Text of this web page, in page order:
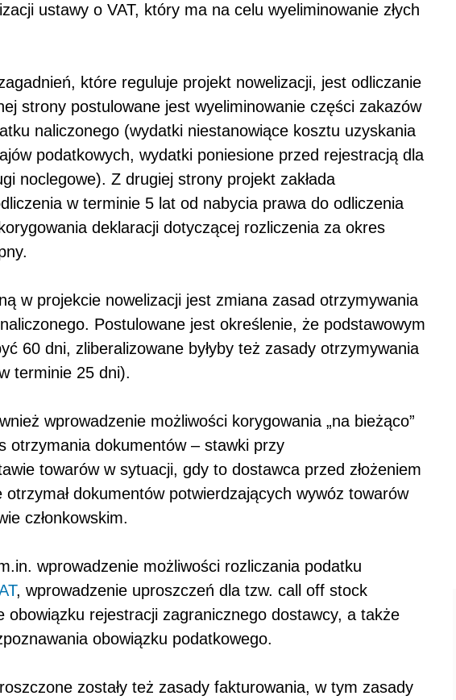
ustawy o VAT, który ma na celu wyeliminowanie złych
które reguluje projekt nowelizacji, jest odliczanie
strony postulowane jest wyeliminowanie części zakazów
naliczonego (wydatki niestanowiące kosztu uzyskania
podatkowych, wydatki poniesione przed rejestracją dla
noclegowe). Z drugiej strony projekt zakłada
w terminie 5 lat od nabycia prawa do odliczenia
deklaracji dotyczącej rozliczenia za okres
w projekcie nowelizacji jest zmiana zasad otrzymywania
Postulowane jest określenie, że podstawowym
60 dni, zliberalizowane byłyby też zasady otrzymywania
terminie 25 dni).
wprowadzenie możliwości korygowania „na bieżąco”
otrzymania dokumentów – stawki przy
towarów w sytuacji, gdy to dostawca przed złożeniem
dokumentów potwierdzających wywóz towarów
członkowskim.
wprowadzenie możliwości rozliczania podatku
, wprowadzenie uproszczeń dla tzw. call off stock
obowiązku rejestracji zagranicznego dostawcy, a także
obowiązku podatkowego.
zostały też zasady fakturowania, w tym zasady